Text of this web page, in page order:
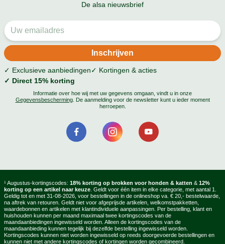
De alsa nieuwsbrief
✓ Exclusieve aanbiedingen✓ Kortingen & acties
✓ Direct 15% korting
Informatie over hoe wij met uw gegevens omgaan, vindt u in onze
Gegevensbescherming. De aanmelding voor de newsletter kunt u ieder moment
herroepen.
¹ Augustus-kortingscodes: 18% korting op brokken voor honden & katten &12%
korting op een artikel naar keuze. Geldt voor één item in elke categorie, met aantal 1.
Geldig tot en met 31-08-2026, voor bestellingen in de onlineshop va. € 20,- bestelwaarde,
na aftrek van retouren. Geldt niet voor afgeprijsde artikelen, welkomstpakketten,
waardebonnen en artikelen met klantindividuele aanpassingen. Per bestelling, klant en
huishouden kunnen per maand maximaal twee kortingscodes van de
maandaanbiedingen ingewisseld worden. Alleen de kortingscodes van de
maandaanbieding kunnen tegelijk bij dezelfde bestelling ingewisseld worden.
Kortingscodes kunnen niet worden ingewisseld op reeds doorgevoerde bestellingen en
kunnen niet met andere kortingscodes of kortingen worden gecombineerd.